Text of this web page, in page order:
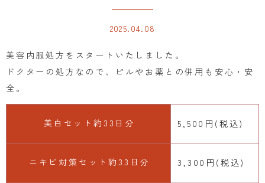
2025.04.08
美容内服処方をスタートいたしました。
ドクターの処方なので、ピルやお薬との併用も安心・安
全。
美白セット約33日分 5,500円(税込)
ニキビ対策セット約33日分 3,300円(税込)